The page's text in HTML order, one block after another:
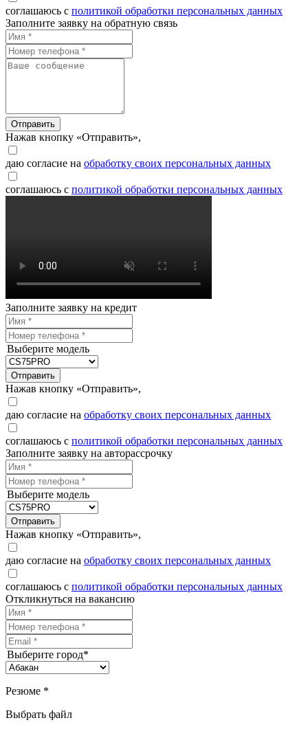
соглашаюсь с политикой обработки персональных данных
Заполните заявку на обратную связь
Отправить
Нажав кнопку «Отправить»,
даю согласие на обработку своих персональных данных
соглашаюсь с политикой обработки персональных данных
Заполните заявку на кредит
Выберите модель
Отправить
Нажав кнопку «Отправить»,
даю согласие на обработку своих персональных данных
соглашаюсь с политикой обработки персональных данных
Заполните заявку на авторассрочку
Выберите модель
Отправить
Нажав кнопку «Отправить»,
даю согласие на обработку своих персональных данных
соглашаюсь с политикой обработки персональных данных
Откликнуться на вакансию
Выберите город*
Резюме *
Выбрать файл